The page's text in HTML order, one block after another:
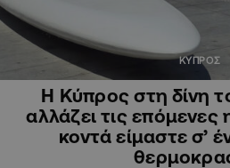
ΚΥΠΡΟΣ
Η Κύπρος στη δίνη
αλλάζει τις επόμενες
κοντά είμαστε σ’